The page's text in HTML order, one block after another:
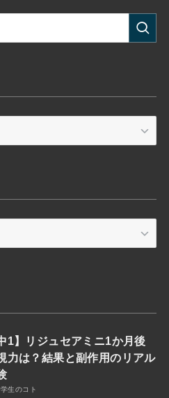
1】リジュセアミニ1か月後
力は？結果と副作用のリアル
生のコト